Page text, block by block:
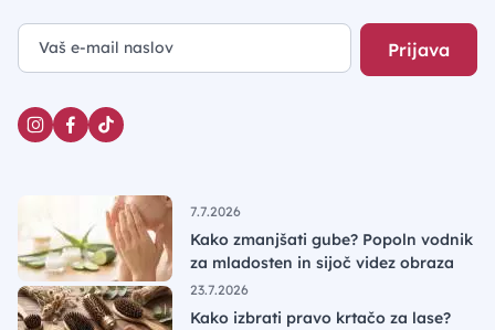
Prijava
7.7.2026
Kako zmanjšati gube? Popoln vodnik
za mladosten in sijoč videz obraza
23.7.2026
Kako izbrati pravo krtačo za lase?